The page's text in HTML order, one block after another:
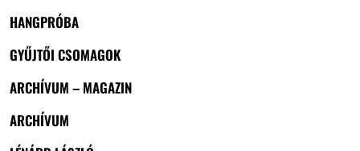
HANGPRÓBA
GYŰJTŐI CSOMAGOK
ARCHÍVUM – MAGAZIN
ARCHÍVUM